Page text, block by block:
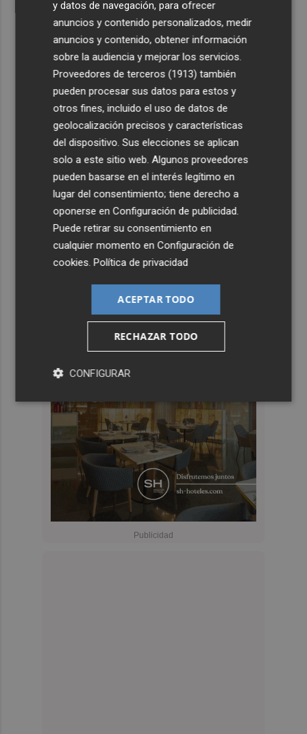
y datos de navegación, para ofrecer
anuncios y contenido personalizados, medir
anuncios y contenido, obtener información
sobre la audiencia y mejorar los servicios.
Proveedores de terceros (1913) también
pueden procesar sus datos para estos y
otros fines, incluido el uso de datos de
geolocalización precisos y características
del dispositivo. Sus elecciones se aplican
solo a este sitio web. Algunos proveedores
pueden basarse en el interés legítimo en
lugar del consentimiento; tiene derecho a
oponerse enConfiguración de publicidad
Puede retirar su consentimiento en
cualquier momento enConfiguración de
cookies .Política de privacidad
ACEPTAR TODO
RECHAZAR TODO
CONFIGURAR